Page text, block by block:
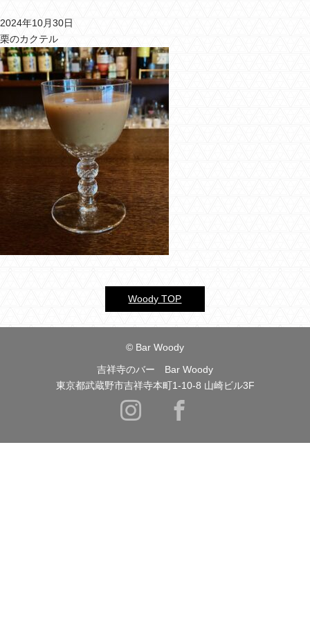
バー ウッディについて
メニュー＆料金
おすすめカクテル
交通のご案内
フォトギャラリー
ブログ
過去のブログ
2024年10月30日
栗のカクテル
Woody TOP
© Bar Woody
吉祥寺のバー Bar Woody
東京都武蔵野市吉祥寺本町1-10-8 山崎ビル3F